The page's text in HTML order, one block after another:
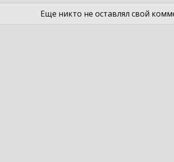
Еще никто не оставлял свой